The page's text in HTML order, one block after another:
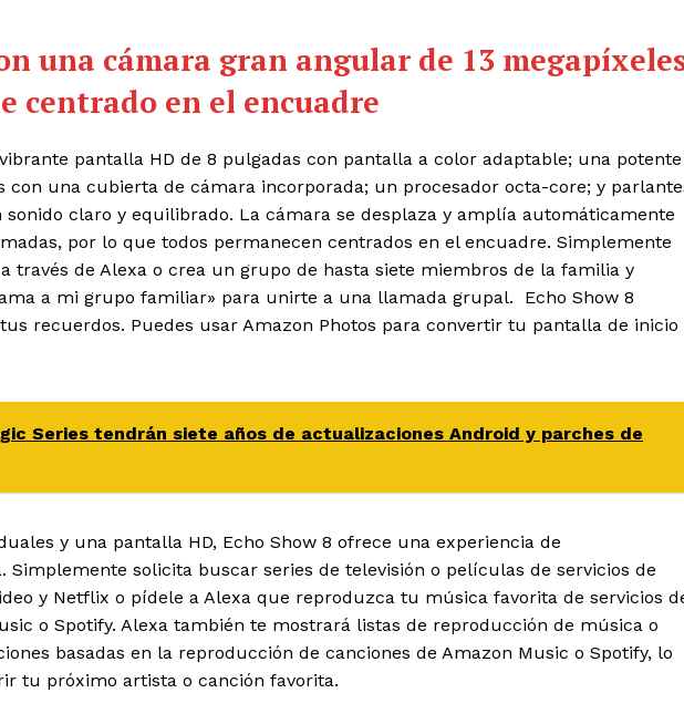
una cámara gran angular de 13
centrado en el encuadre
pantalla HD de 8 pulgadas con pantalla a color adaptable; una potente
con una cubierta de cámara incorporada; un procesador octa-core; y
claro y equilibrado. La cámara se desplaza y amplía automáticamente
por lo que todos permanecen centrados en el encuadre. Simplemente
través de Alexa o crea un grupo de hasta siete miembros de la familia y
a mi grupo familiar» para unirte a una llamada grupal. Echo Show 8
recuerdos. Puedes usar Amazon Photos para convertir tu pantalla de inicio
Series tendrán siete años de actualizaciones Android y parches de
y una pantalla HD, Echo Show 8 ofrece una experiencia de
Simplemente solicita buscar series de televisión o películas de servicios de
y Netflix o pídele a Alexa que reproduzca tu música favorita de servicios
o Spotify. Alexa también te mostrará listas de reproducción de música o
basadas en la reproducción de canciones de Amazon Music o Spotify, lo
tu próximo artista o canción favorita.